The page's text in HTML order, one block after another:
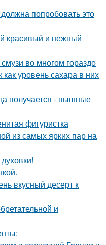
попробовать это
красивый и нежный
во многом гораздо
уровень сахара в них
получается - пышные
фигуристка
из самых ярких пар на
вкусный десерт к
и